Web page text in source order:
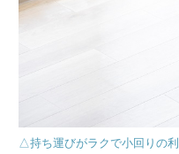
△持ち運びがラクで小回りの